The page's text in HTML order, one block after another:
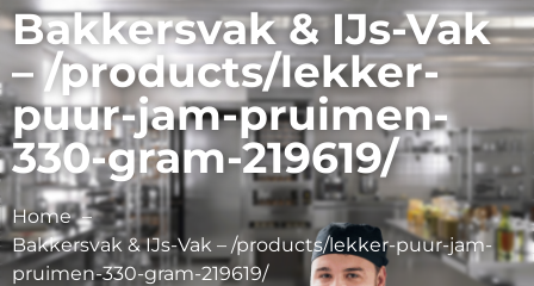
Bakkersvak & IJs-Vak
– /products/lekker-
puur-jam-pruimen-
330-gram-219619/
Home
Bakkersvak & IJs-Vak – /products/lekker-puur-jam-
pruimen-330-gram-219619/